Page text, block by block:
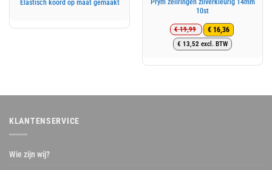
Elastisch koord op maat gemaakt
Prym zeilringen zilverkleurig 14mm
10st
€19,99
Oorspronkelijke
prijs
€ 19,99.
€ 16,36
Huidige
prijs
€ 16,36.
€ 13,52 excl. BTW
KLANTENSERVICE
Wie zijn wij?